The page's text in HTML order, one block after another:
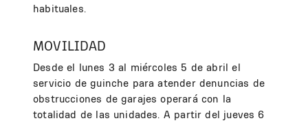
habituales.
MOVILIDAD
Desde el lunes 3 al miércoles 5 de abril el
servicio de guinche para atender denuncias de
obstrucciones de garajes operará con la
totalidad de las unidades. A partir del jueves 6